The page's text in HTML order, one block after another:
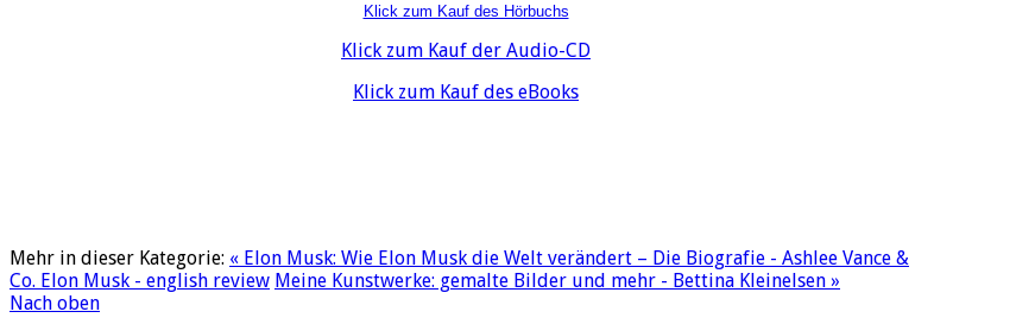
Klick zum Kauf des Hörbuchs
Klick zum Kauf der Audio-CD
Klick zum Kauf des eBooks
Mehr in dieser Kategorie: « Elon Musk: Wie Elon Musk die Welt verändert – Die Biografie - Ashlee Vance &
Co. Elon Musk - english review Meine Kunstwerke: gemalte Bilder und mehr - Bettina Kleinelsen »
Nach oben